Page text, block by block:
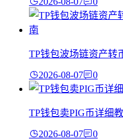
TP钱包波场链资产转
2026-08-07 0
TP钱包卖PIG币详细
2026-08-07 0